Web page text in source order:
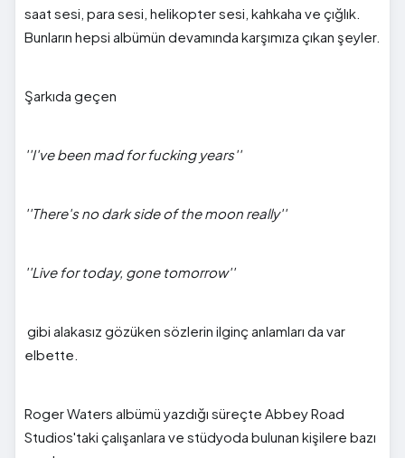
saat sesi, para sesi, helikopter sesi, kahkaha ve çığlık.
Bunların hepsi albümün devamında karşımıza çıkan şeyler.
Şarkıda geçen
''I've been mad for fucking years''
''There's no dark side of the moon really''
''Live for today, gone tomorrow''
gibi alakasız gözüken sözlerin ilginç anlamları da var
elbette.
Roger Waters albümü yazdığı süreçte Abbey Road
Studios'taki çalışanlara ve stüdyoda bulunan kişilere bazı